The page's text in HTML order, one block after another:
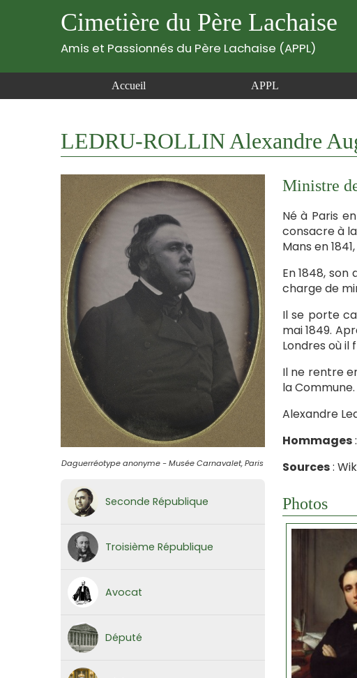
Cimetière du Père Lachaise
Amis et Passionnés du Père Lachaise (APPL)
Accueil APPL
LEDRU-ROLLIN Alexandre
Daguerréotype anonyme - Musée Carnavalet, Paris
Seconde République
Troisième République
Avocat
Député
Ministre
Né à Paris
consacre à
Mans en
En 1848,
charge de
Il se porte
mai 1849.
Londres où il
Il ne rentre
la Commune.
Alexandre
Hommages
Sources:
Photos